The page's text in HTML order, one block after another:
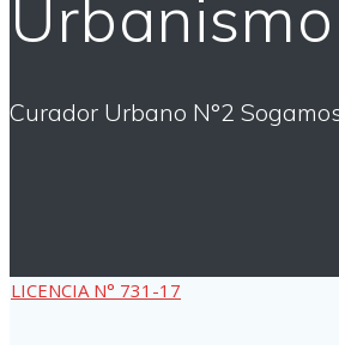
Curador Urbano N°2
LICENCIA N° 731-17